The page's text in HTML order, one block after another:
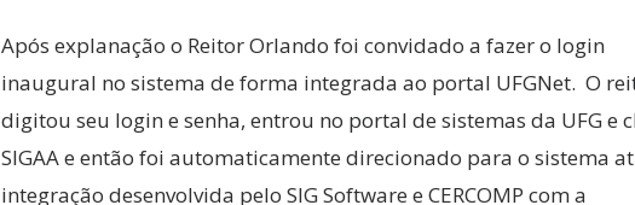
Após explanação o Reitor Orlando foi convidado a fazer o login
inaugural no sistema de forma integrada ao portal UFGNet. O
digitou seu login e senha, entrou no portal de sistemas da UFG e
SIGAA e então foi automaticamente direcionado para o sistema
integração desenvolvida pelo SIG Software e CERCOMP com a